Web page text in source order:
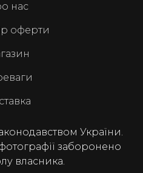
нас
оферти
України.
заборонено
власника.